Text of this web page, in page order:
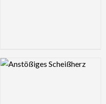
Logo Preview Image